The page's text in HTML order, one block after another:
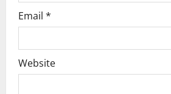
Email *
Website